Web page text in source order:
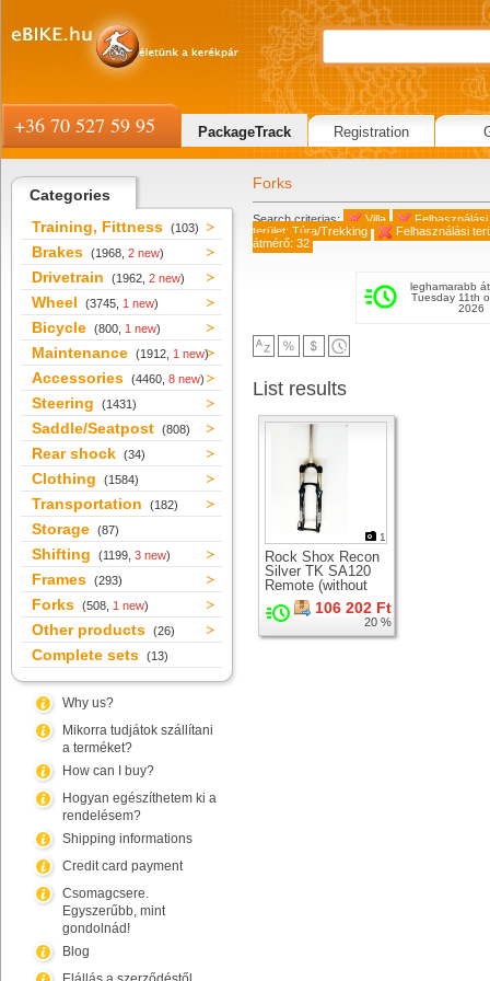
Categories
Training, Fittness (103)
Brakes (1968, 2 new)
Drivetrain (1962, 2 new)
Wheel (3745, 1 new)
Bicycle (800, 1 new)
Maintenance (1912, 1 new)
Accessories (4460, 8 new)
Steering (1431)
Saddle/Seatpost (808)
Rear shock (34)
Clothing (1584)
Transportation (182)
Storage (87)
Shifting (1199, 3 new)
Frames (293)
Forks (508, 1 new)
Other products (26)
Complete sets (13)
Why us?
Mikorra tudjátok szállítani
a terméket?
How can I buy?
Hogyan egészíthetem ki a
rendelésem?
Shipping informations
Credit card payment
Csomagcsere.
Egyszerűbb, mint
gondolnád!
Blog
Forks
Search criterias: Villa
terület: Túra/Trekking
Felhasználási
átmérő: 32
leghamarabb
Tuesday 11th
2026
List results
1
Rock Shox Recon
Silver TK SA120
Remote (without
LO lever)
suspension fork for
106 202 Ft
20 %
+36 70 527 59 95 PackageTrack Registration